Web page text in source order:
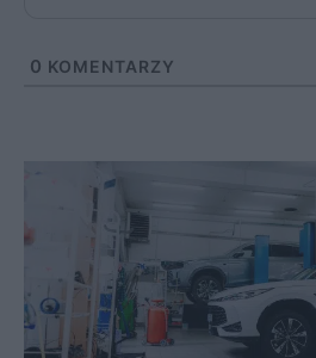
0 KOMENTARZY